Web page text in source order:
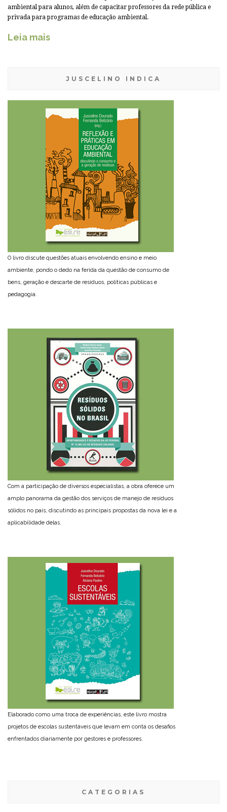
ambiental para alunos, além de capacitar professores da rede pública e
privada para programas de educação ambiental.
Leia mais
JUSCELINO INDICA
O livro discute questões atuais envolvendo ensino e meio
ambiente, pondo o dedo na ferida da questão de consumo de
bens, geração e descarte de resíduos, políticas públicas e
pedagogia.
Com a participação de diversos especialistas, a obra oferece um
amplo panorama da gestão dos serviços de manejo de resíduos
sólidos no país, discutindo as principais propostas da nova lei e a
aplicabilidade delas.
Elaborado como uma troca de experiências, este livro mostra
projetos de escolas sustentáveis que levam em conta os desafios
enfrentados diariamente por gestores e professores.
CATEGORIAS